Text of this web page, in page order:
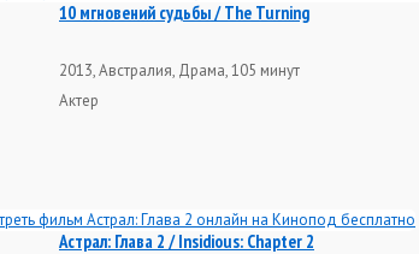
10 мгновений судьбы / The Turning
2013, Австралия, Драма, 105 минут
Актер
Астрал: Глава 2 / Insidious: Chapter 2